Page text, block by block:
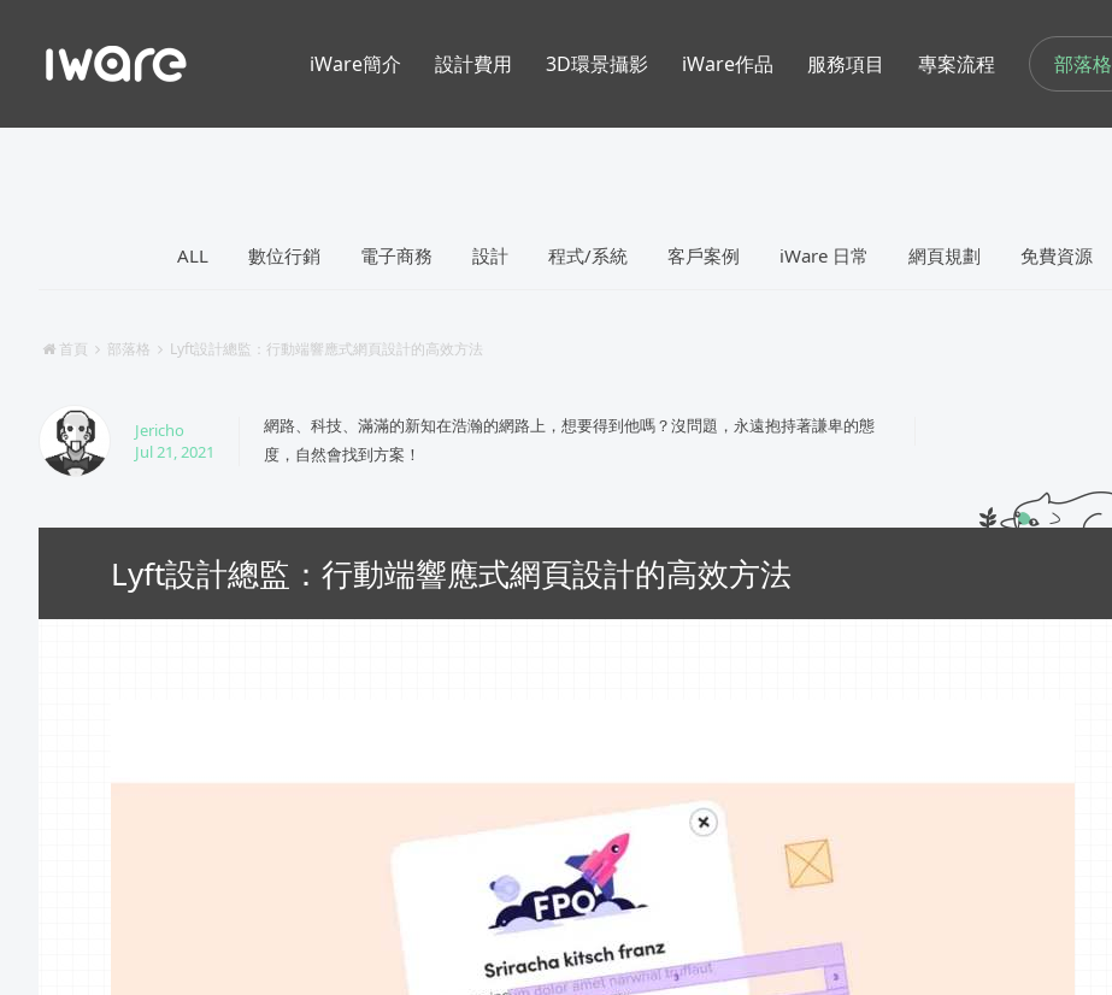
部落格
ALL 數位行銷 電子商務 設計 程式/系統 客戶案例 iWare 日常 網頁規劃 免費資源
首頁 部落格 Lyft設計總監：行動端響應式網頁設計的高效方法
Jericho
Jul 21, 2021
網路、科技、滿滿的新知在浩瀚的網路上，想要得到他嗎？沒問題，永遠抱持著謙卑的態
度，自然會找到方案！
Lyft設計總監：行動端響應式網頁設計的高效方法